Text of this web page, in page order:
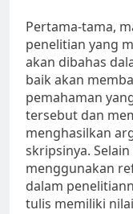
Pertama-tama,
penelitian yang
akan dibahas
baik akan
pemahaman
tersebut dan
menghasilkan
skripsinya.
menggunakan
dalam
tulis memiliki